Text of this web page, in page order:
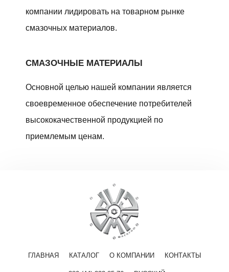
компании лидировать на товарном рынке
смазочных материалов.
СМАЗОЧНЫЕ МАТЕРИАЛЫ
Основной целью нашей компании является
своевременное обеспечение потребителей
высококачественной продукцией по
приемлемым ценам.
ГЛАВНАЯ КАТАЛОГ О КОМПАНИИ КОНТАКТЫ